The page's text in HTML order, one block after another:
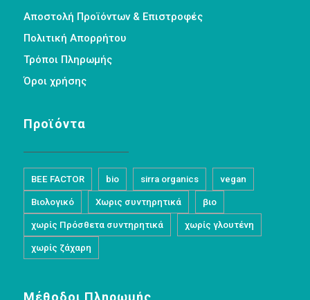
Αποστολή Προϊόντων & Επιστροφές
Πολιτική Απορρήτου
Τρόποι Πληρωμής
Όροι χρήσης
Προϊόντα
BEE FACTOR bio sirra organics vegan
Βιολογικό Χωρις συντηρητικά βιο
χωρίς Πρόσθετα συντηρητικά χωρίς γλουτένη
χωρίς ζάχαρη
Μέθοδοι Πληρωμής